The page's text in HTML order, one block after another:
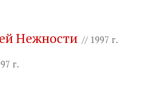
Нежности // 1997 г.
г.